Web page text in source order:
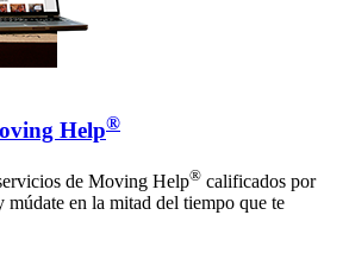
Help®
de Moving Help® calificados por
múdate en la mitad del tiempo que te